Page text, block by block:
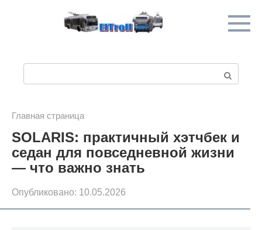
с
к
Главная страница
SOLARIS: практичный хэтчбек и
седан для повседневной жизни
— что важно знать
Опубликовано: 10.05.2026